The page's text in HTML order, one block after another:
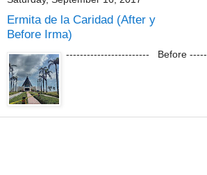
Ermita de la Caridad (After y
Before Irma)
------------------------ Before